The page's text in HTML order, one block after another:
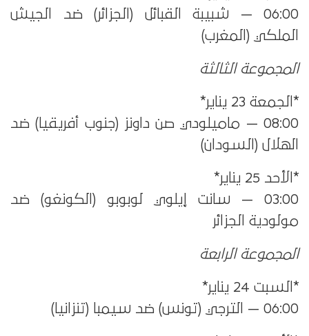
06:00 — شبيبة القبائل (الجزائر) ضد الجيش
الملكي (المغرب)
المجموعة الثالثة
*الجمعة 23 يناير*
08:00 — ماميلودي صن داونز (جنوب أفريقيا) ضد
الهلال (السودان)
*الأحد 25 يناير*
03:00 — سانت إيلوي لوبوبو (الكونغو) ضد
مولودية الجزائر
المجموعة الرابعة
*السبت 24 يناير*
06:00 — الترجي (تونس) ضد سيمبا (تنزانيا)